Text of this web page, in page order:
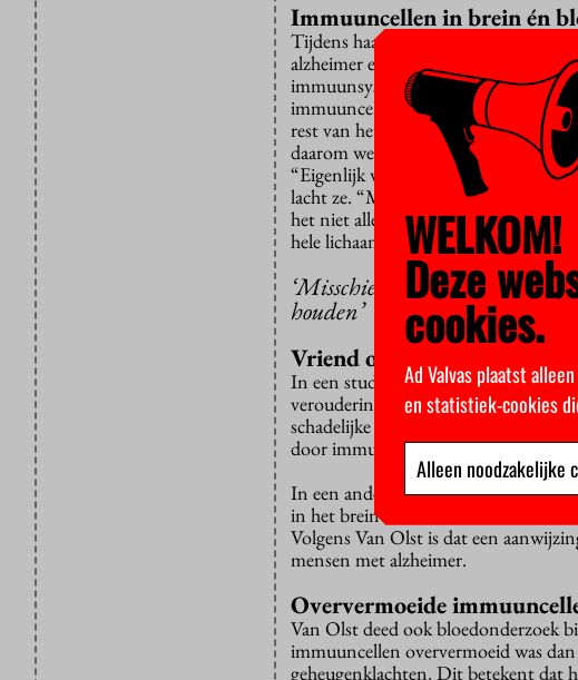
Immuuncellen in brein én
Tijdens haar bachelor en master
alzheimer en schizofrenie. Tijdens
immuunsysteem in de rest van ons
immuuncellen. Voorheen was de
rest van het immuunsysteem, tot
daarom weten: hebben
“Eigenlijk wilde ik niet aan andere
lacht ze. “Maar nu ik daar vijf jaar
het niet alleen doen. Ze zijn
hele lichaam.”
‘Misschien kunnen we
houden’
Vriend of vijand?
In een studie toonde Van Olst aan
veroudering van het
schadelijke effecten op hersencellen
door immuuncellen in het bloed
In een ander experimenteel model
in het brein delen van hersencellen
Volgens Van Olst is dat een
mensen met alzheimer.
Oververmoeide
Van Olst deed ook bloedonderzoek
immuuncellen oververmoeid was
geheugenklachten. Dit betekent dat
WELKOM!
Deze
cookies.
Ad Valvas plaatst
en statistiek-cookies
Alleen noodzakelijke